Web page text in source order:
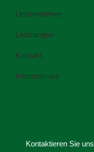
Unternehmen
Leistungen
Kontakt
Informatives
Kontaktieren Sie uns